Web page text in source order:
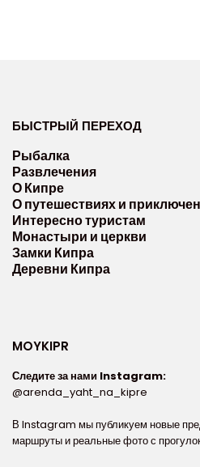
БЫСТРЫЙ ПЕРЕХОД
Рыбалка
Развлечения
О Кипре
О путешествиях и
Интересно туристам
Монастыри и церкви
Замки Кипра
Деревни Кипра
MOYKIPR
Следите за нами Instagram:
@arenda_yaht_na_kipre
В Instagram мы публикуем новые
маршруты и реальные фото с